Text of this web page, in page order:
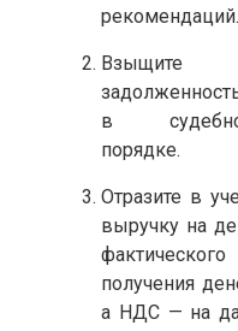
рекомендаций.
Взыщите
в
порядке.
Отразите в
выручку на
фактического
получения
а НДС — на